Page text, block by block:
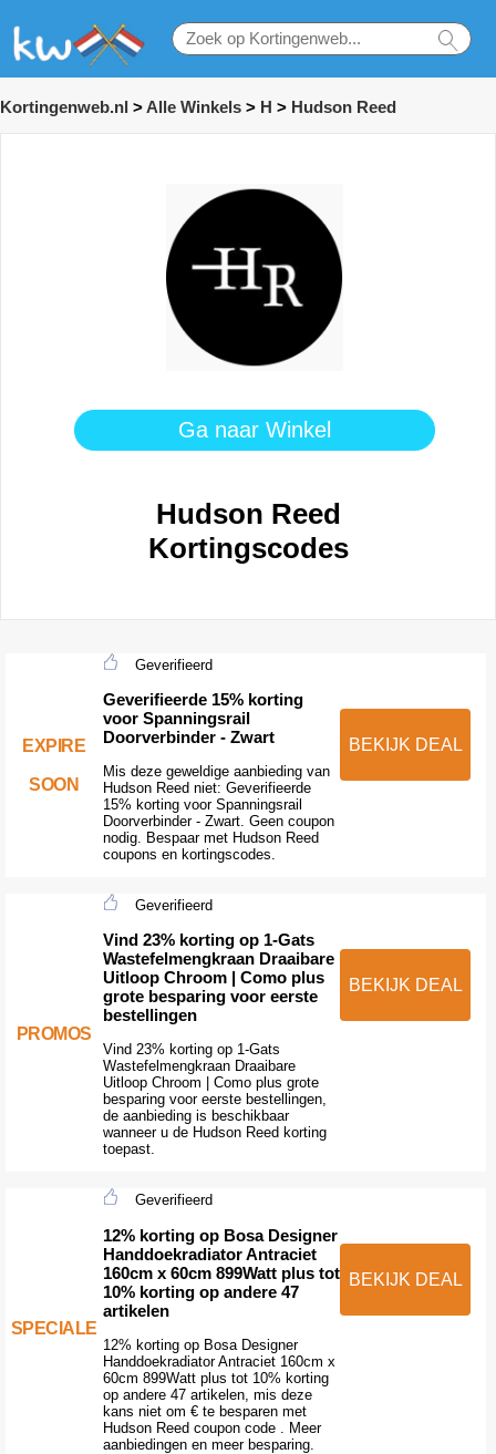
Kortingenweb.nl > Alle Winkels > H > Hudson Reed
Ga naar Winkel
Hudson Reed
Kortingscodes
EXPIRE
SOON
Geverifieerd
Geverifieerde 15% korting
voor Spanningsrail
Doorverbinder - Zwart
Mis deze geweldige aanbieding van
Hudson Reed niet: Geverifieerde
15% korting voor Spanningsrail
Doorverbinder - Zwart. Geen coupon
nodig. Bespaar met Hudson Reed
coupons en kortingscodes.
BEKIJK DEAL
PROMOS
Geverifieerd
Vind 23% korting op 1-Gats
Wastefelmengkraan Draaibare
Uitloop Chroom | Como plus
grote besparing voor eerste
bestellingen
Vind 23% korting op 1-Gats
Wastefelmengkraan Draaibare
Uitloop Chroom | Como plus grote
besparing voor eerste bestellingen,
de aanbieding is beschikbaar
wanneer u de Hudson Reed korting
toepast.
BEKIJK DEAL
SPECIALE
Geverifieerd
12% korting op Bosa Designer
Handdoekradiator Antraciet
160cm x 60cm 899Watt plus tot
10% korting op andere 47
artikelen
12% korting op Bosa Designer
Handdoekradiator Antraciet 160cm x
60cm 899Watt plus tot 10% korting
op andere 47 artikelen, mis deze
kans niet om € te besparen met
Hudson Reed coupon code . Meer
aanbiedingen en meer besparing.
BEKIJK DEAL